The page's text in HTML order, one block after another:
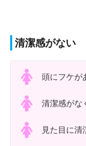
清潔感がない
頭にフケが
清潔感がな
見た目に清